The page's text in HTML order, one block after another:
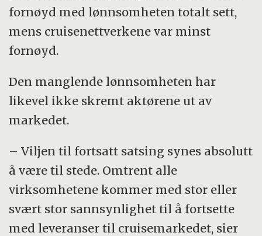
fornøyd med lønnsomheten totalt sett,
mens cruisenettverkene var minst
fornøyd.
Den manglende lønnsomheten har
likevel ikke skremt aktørene ut av
markedet.
– Viljen til fortsatt satsing synes absolutt
å være til stede. Omtrent alle
virksomhetene kommer med stor eller
svært stor sannsynlighet til å fortsette
med leveranser til cruisemarkedet, sier